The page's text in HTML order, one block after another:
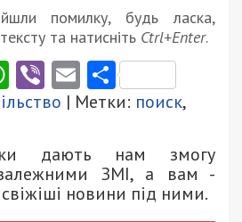
помилку, будь ласка,
та натисніть Ctrl+Enter.
WhatsApp
ViberEmail
| Метки: поиск,
дають нам змогу
ЗМІ, а вам -
новини під ними.